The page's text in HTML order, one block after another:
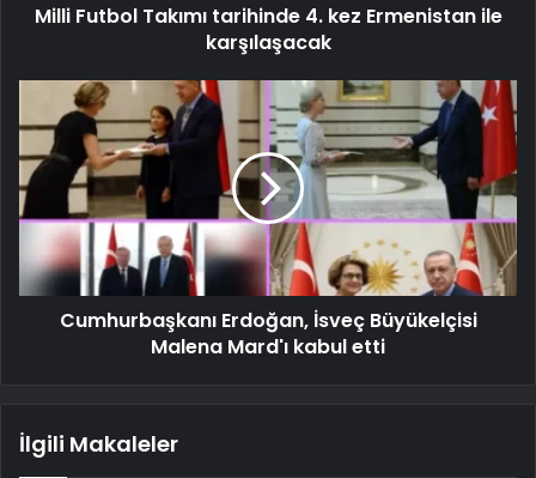
Milli Futbol Takımı tarihinde 4. kez Ermenistan ile
karşılaşacak
Cumhurbaşkanı Erdoğan, İsveç Büyükelçisi
Malena Mard'ı kabul etti
İlgili Makaleler